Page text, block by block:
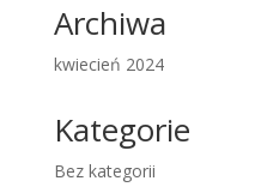
Archiwa
kwiecień 2024
Kategorie
Bez kategorii